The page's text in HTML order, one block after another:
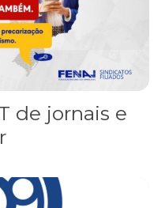
de jornais e
TEM, denunciada de cometer